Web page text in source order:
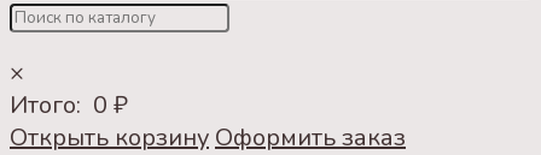
×
Итого: 0 ₽
Открыть корзину Оформить заказ